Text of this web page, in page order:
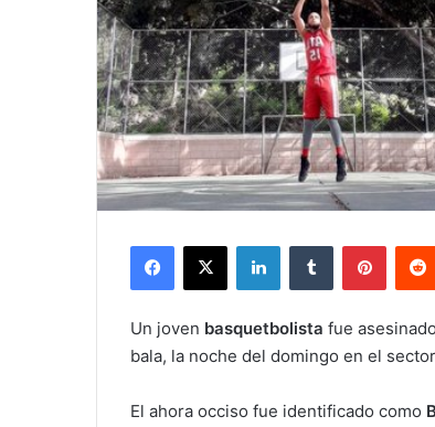
Facebook
X LinkedInTumblr
Un joven basquetbolista fue
bala, la noche del domingo en el
El ahora occiso fue identificado como